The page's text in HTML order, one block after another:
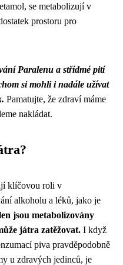
se metabolizují v
prostoru pro
Paralenu a střídmé pití
si mohli i nadále užívat
Pamatujte, že zdraví máme
nakládat.
klíčovou roli v
alkoholu a léků, jako je
jsou metabolizovány
játra zatěžovat. I když
piva pravděpodobně
u zdravých jedinců, je